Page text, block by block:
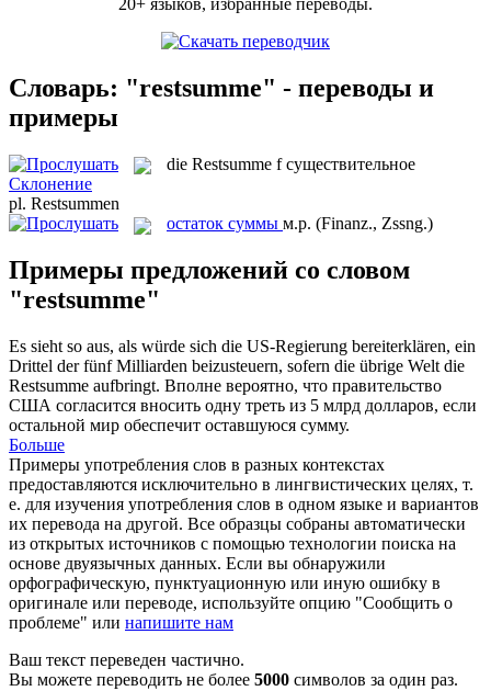
20+ языков, избранные переводы.
Словарь: "restsumme" - переводы и
примеры
die Restsumme f существительное
Склонение
pl. Restsummen
остаток суммы м.р. (Finanz., Zssng.)
Примеры предложений со словом
"restsumme"
Es sieht so aus, als würde sich die US-Regierung bereiterklären, ein
Drittel der fünf Milliarden beizusteuern, sofern die übrige Welt die
Restsumme aufbringt. Вполне вероятно, что правительство
США согласится вносить одну треть из 5 млрд долларов, если
остальной мир обеспечит оставшуюся сумму.
Больше
Примеры употребления слов в разных контекстах
предоставляются исключительно в лингвистических целях, т.
е. для изучения употребления слов в одном языке и вариантов
их перевода на другой. Все образцы собраны автоматически
из открытых источников с помощью технологии поиска на
основе двуязычных данных. Если вы обнаружили
орфографическую, пунктуационную или иную ошибку в
оригинале или переводе, используйте опцию "Сообщить о
проблеме" или напишите нам
Ваш текст переведен частично.
Вы можете переводить не более 5000 символов за один раз.